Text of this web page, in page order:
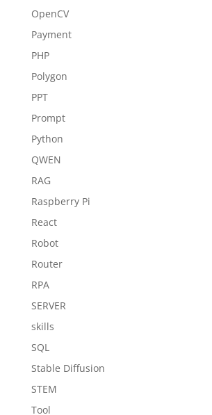
OpenCV
Payment
PHP
Polygon
PPT
Prompt
Python
QWEN
RAG
Raspberry Pi
React
Robot
Router
RPA
SERVER
skills
SQL
Stable Diffusion
STEM
Tool